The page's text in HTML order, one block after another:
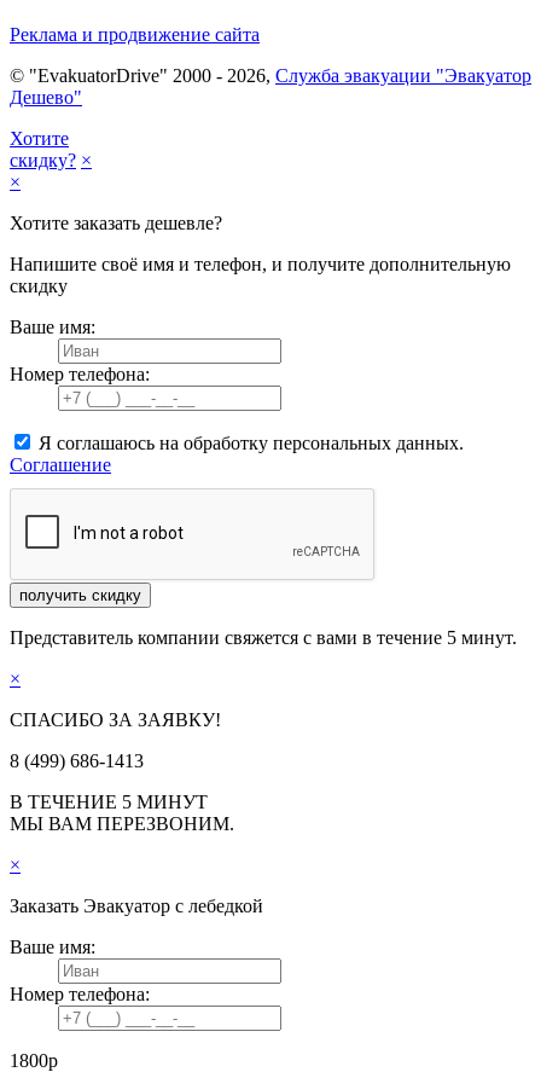
Реклама и продвижение сайта
© "EvakuatorDrive" 2000 - 2026, Служба эвакуации "Эвакуатор
Дешево"
Хотите
скидку? ×
×
Хотите заказать дешевле?
Напишите своё имя и телефон, и получите дополнительную
скидку
Ваше имя:
Номер телефона:
Я соглашаюсь на обработку персональных данных.
Соглашение
получить скидку
Представитель компании свяжется с вами в течение 5 минут.
×
СПАСИБО ЗА ЗАЯВКУ!
8 (499) 686-1413
В ТЕЧЕНИЕ 5 МИНУТ
МЫ ВАМ ПЕРЕЗВОНИМ.
×
Заказать Эвакуатор с лебедкой
Ваше имя:
Номер телефона:
1800р